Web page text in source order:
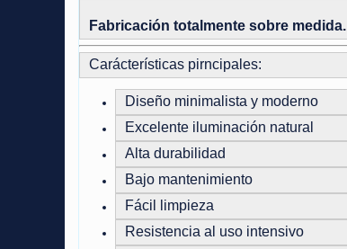
Fabricación totalmente sobre medida.
Carácterísticas pirncipales:
Diseño minimalista y moderno
Excelente iluminación natural
Alta durabilidad
Bajo mantenimiento
Fácil limpieza
Resistencia al uso intensivo